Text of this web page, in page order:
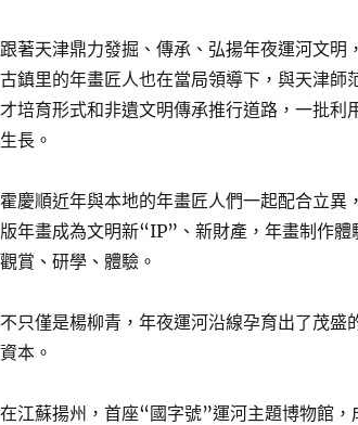
跟著天津鼎力發掘、傳承、弘揚年夜運河文明
古鎮里的年畫匠人也在當局領導下，與天津師
才培育形式和非遺文明傳承推行道路，一批利
生長。
霍慶順近年與本地的年畫匠人們一起配合立異
版年畫成為文明新“IP”、新財產，年畫制作
觀賞、研學、體驗。
不只僅是楊柳青，年夜運河沿線孕育出了茂盛
資本。
在江蘇揚州，首座“國字號”運河主題博物館